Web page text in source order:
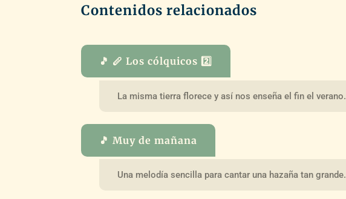
Contenidos relacionados
🎵 🪈 Los cólquicos 2️⃣
La misma tierra florece y así nos enseña el fin el verano.
🎵 Muy de mañana
Una melodía sencilla para cantar una hazaña tan grande.